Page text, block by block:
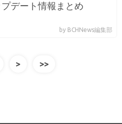
デート情報まとめ
by BCHNews編集部
> >>